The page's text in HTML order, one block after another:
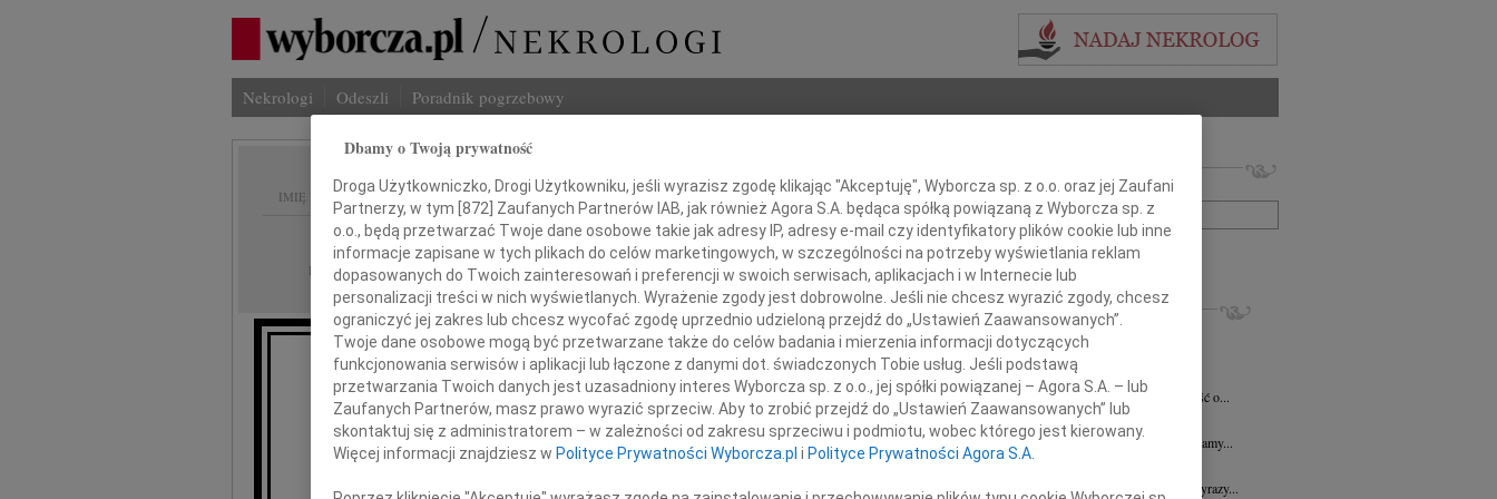
Nekrologi Odeszli Poradnik pogrzebowy
IMIĘ I NAZWISKO:
REGION: Płock
DATA EMISJI: 14.03.2012
Panu
Tadeuszowi Kowalskiemu
Imię i nazwisko lub numer ogłoszenia:
+ szukanie zaawansowane
INNE NEKROLOGI
16.07.2026Płock
Wyrazy głębokiego współczucia dla Pani...
Cezary Fijałkowski 03.07.2026
Z głębokim smutkiem przyjęliśmy wiadomość o...
29.06.2026
Płock
Naszej Koleżance Julicie Kalinowskiej składamy...
19.06.2026
Naszej Koleżance Wioletcie Czajkowskiej wyrazy...
Dbamy o Twoją prywatność
Droga Użytkowniczko, Drogi Użytkowniku, jeśli wyrazisz zgodę klikając "Akceptuję", Wyborcza sp. z o.o. oraz jej Zaufani
Partnerzy, w tym [872] Zaufanych Partnerów IAB, jak również Agora S.A. będąca spółką powiązaną z Wyborcza sp. z
o.o., będą przetwarzać Twoje dane osobowe takie jak adresy IP, adresy e-mail czy identyfikatory plików cookie lub inne
informacje zapisane w tych plikach do celów marketingowych, w szczególności na potrzeby wyświetlania reklam
dopasowanych do Twoich zainteresowań i preferencji w swoich serwisach, aplikacjach i w Internecie lub
personalizacji treści w nich wyświetlanych. Wyrażenie zgody jest dobrowolne. Jeśli nie chcesz wyrazić zgody, chcesz
ograniczyć jej zakres lub chcesz wycofać zgodę uprzednio udzieloną przejdź do „Ustawień Zaawansowanych”.
Twoje dane osobowe mogą być przetwarzane także do celów badania i mierzenia informacji dotyczących
funkcjonowania serwisów i aplikacji lub łączone z danymi dot. świadczonych Tobie usług. Jeśli podstawą
przetwarzania Twoich danych jest uzasadniony interes Wyborcza sp. z o.o., jej spółki powiązanej – Agora S.A. – lub
Zaufanych Partnerów, masz prawo wyrazić sprzeciw. Aby to zrobić przejdź do „Ustawień Zaawansowanych” lub
skontaktuj się z administratorem – w zależności od zakresu sprzeciwu i podmiotu, wobec którego jest kierowany.
Więcej informacji znajdziesz w Polityce Prywatności Wyborcza.pl i Polityce Prywatności Agora S.A.